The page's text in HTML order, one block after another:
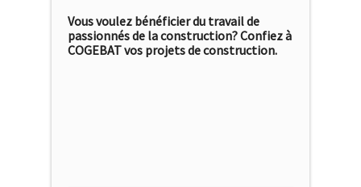
Vous voulez bénéficier du travail de
passionnés de la construction? Confiez à
COGEBAT vos projets de construction.